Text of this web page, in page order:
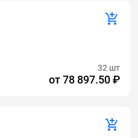
32 шт
от78 897.50 ₽